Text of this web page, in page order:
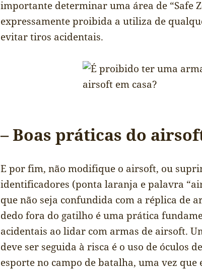
importante determinar uma área de “Safe
expressamente proibida a utiliza de
evitar tiros acidentais.
– Boas práticas do
E por fim, não modifique o airsoft, ou
identificadores (ponta laranja e palavra
que não seja confundida com a réplica de
dedo fora do gatilho é uma prática
acidentais ao lidar com armas de airsoft.
deve ser seguida à risca é o uso de óculos
esporte no campo de batalha, uma vez que